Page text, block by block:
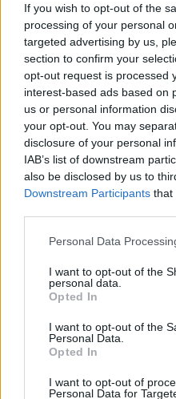
If you wish to opt-out of the
processing of your personal
targeted advertising by us,
section to confirm your
opt-out request is processed
interest-based ads based on
us or personal information
your opt-out. You may
disclosure of your personal
IAB’s list of downstream
also be disclosed by us to
Downstream Participants that
Please note that this
not limited to your visit or
grant or deny consent to
use your data for below
consent section.
Personal Data
I want to opt-out of the
personal data.
Opted In
I want to opt-out of the
Personal Data.
Opted In
I want to opt-out of
Personal Data for
Raab hozzátette
továbbra is
Zaghari-Ratcliffe-t
Közölte: London a
hangvételű
hatóságokkal azt a
elfogadhatatlannak
Ratcliffe
korlátozását.
Nazanin Zaghari-
külügyminisztérium
védelem alá
védelmet jelent, mint
segítség, egyben